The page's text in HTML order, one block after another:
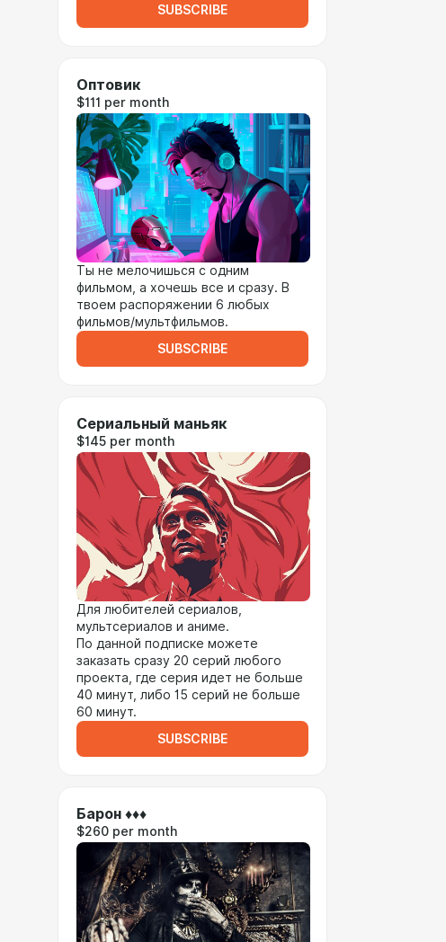
SUBSCRIBE
Оптовик
$111 per month
Ты не мелочишься с одним
фильмом, а хочешь все и сразу. В
твоем распоряжении 6 любых
фильмов/мультфильмов.
SUBSCRIBE
Сериальный маньяк
$145 per month
Для любителей сериалов,
мультсериалов и аниме.
По данной подписке можете
заказать сразу 20 серий любого
проекта, где серия идет не больше
40 минут, либо 15 серий не больше
60 минут.
SUBSCRIBE
Барон ♦♦♦
$260 per month